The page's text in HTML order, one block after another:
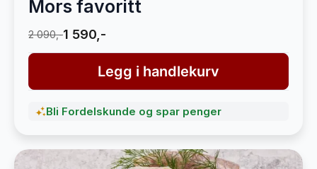
Mors favoritt
2 090,-1 590,-
Legg i handlekurv
Bli Fordelskunde og spar penger